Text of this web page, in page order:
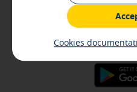
Cookies
[See cookies details]
Advertising and social
are used to show you
interests in other sites
store personal information